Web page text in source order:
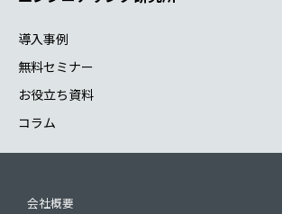
導入事例
無料セミナー
お役立ち資料
コラム
会社概要